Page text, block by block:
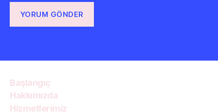
Başlangıç
Hakkımızda
Hizmetlerimiz